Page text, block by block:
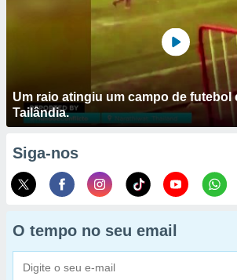
Um raio atingiu um campo de futebol
Tailândia.
Siga-nos
O tempo no seu email